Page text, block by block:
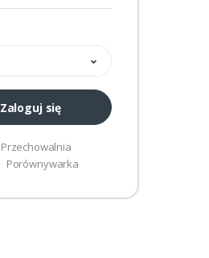
Zaloguj się
Przechowalnia
Porównywarka